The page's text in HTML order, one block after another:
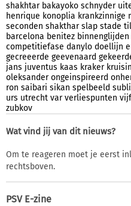
shakhtar bakayoko schnyder
henrique konoplia krankzinnige
seconden shakthar slap stade
barcelona benitez binnenglijden
competitiefase danylo doellijn
gecreeerde geevenaard
jans juventus kaas kraker
oleksander ongeinspireerd
ron saibari sikan spelbeeld
urs utrecht var verliespunten
zubkov
Wat vind jij van dit nieuws?
Om te reageren moet je eerst
rechtsboven.
PSV E-zine